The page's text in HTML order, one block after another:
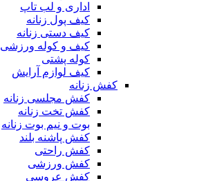
اداری و لب تاپ
کیف پول زنانه
کیف دستی زنانه
کیف و کوله ورزشی
کوله پشتی
کیف لوازم آرایش
کفش زنانه
کفش مجلسی زنانه
کفش تخت زنانه
بوت و نیم بوت زنانه
کفش پاشنه بلند
کفش راحتی
کفش ورزشی
کفش عروسی